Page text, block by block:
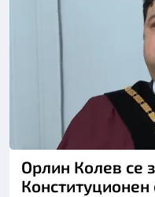
Орлин Колев се
Конституционен